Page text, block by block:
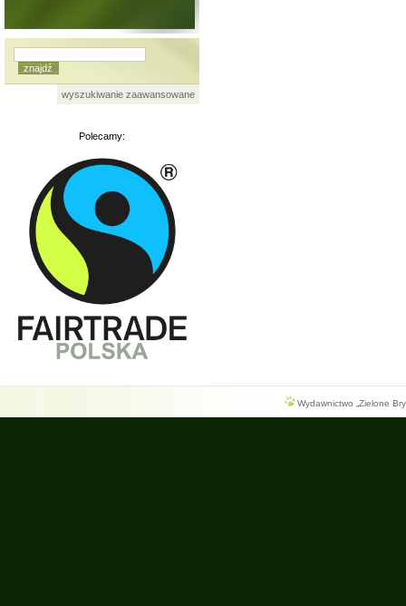
wyszukiwanie zaawansowane
Polecamy:
Wydawnictwo „Zielone